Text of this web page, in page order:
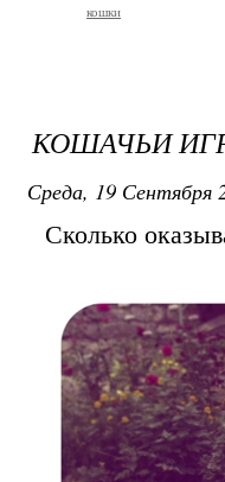
кошки
КОШАЧЬИ
Среда, 19 Сентября
Сколько